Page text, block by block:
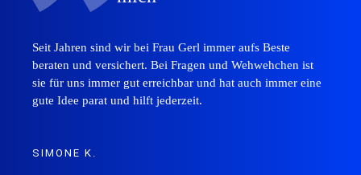
Seit Jahren sind wir bei Frau Gerl immer aufs Beste
beraten und versichert. Bei Fragen und Wehwehchen ist
sie für uns immer gut erreichbar und hat auch immer eine
gute Idee parat und hilft jederzeit.
SIMONE K.